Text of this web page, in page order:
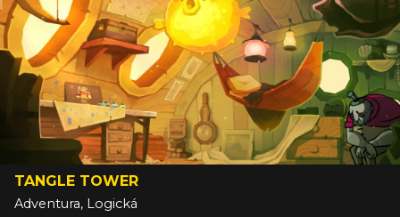
TANGLE TOWER
Adventura, Logická